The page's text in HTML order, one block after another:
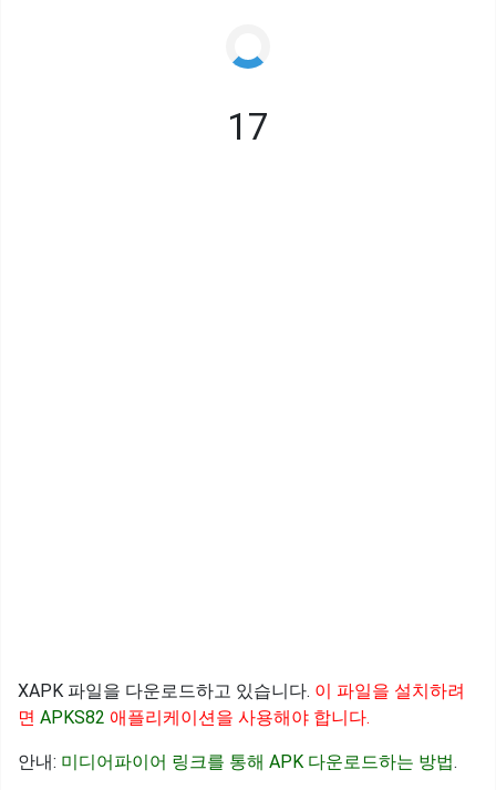
17
XAPK 파일을 다운로드하고 있습니다. 이 파일을 설치하려
면 APKS82 애플리케이션을 사용해야 합니다.
안내: 미디어파이어 링크를 통해 APK 다운로드하는 방법.